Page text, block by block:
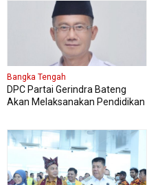
Bangka Tengah
DPC Partai Gerindra Bateng
Akan Melaksanakan Pendidikan